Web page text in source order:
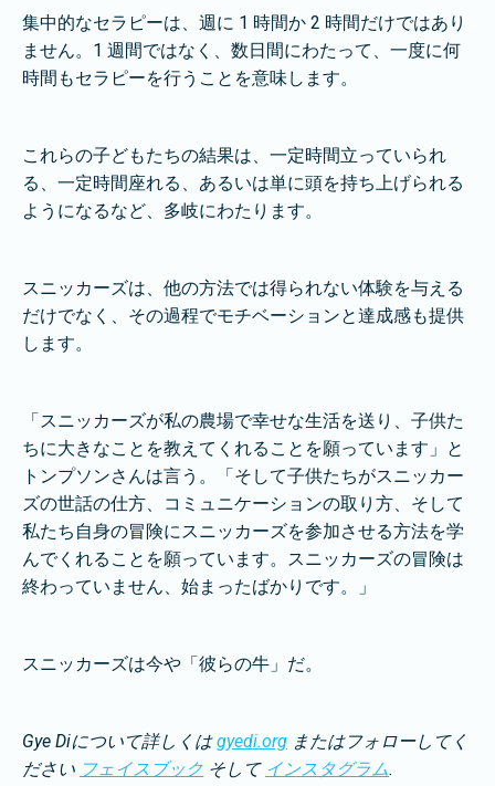
集中的なセラピーは、週に 1 時間か 2 時間だけではあり
ません。1 週間ではなく、数日間にわたって、一度に何
時間もセラピーを行うことを意味します。
これらの子どもたちの結果は、一定時間立っていられ
る、一定時間座れる、あるいは単に頭を持ち上げられる
ようになるなど、多岐にわたります。
スニッカーズは、他の方法では得られない体験を与える
だけでなく、その過程でモチベーションと達成感も提供
します。
「スニッカーズが私の農場で幸せな生活を送り、子供た
ちに大きなことを教えてくれることを願っています」と
トンプソンさんは言う。「そして子供たちがスニッカー
ズの世話の仕方、コミュニケーションの取り方、そして
私たち自身の冒険にスニッカーズを参加させる方法を学
んでくれることを願っています。スニッカーズの冒険は
終わっていません、始まったばかりです。」
スニッカーズは今や「彼らの牛」だ。
Gye Diについて詳しくはgyedi.org またはフォローしてく
ださい フェイスブック そして インスタグラム.